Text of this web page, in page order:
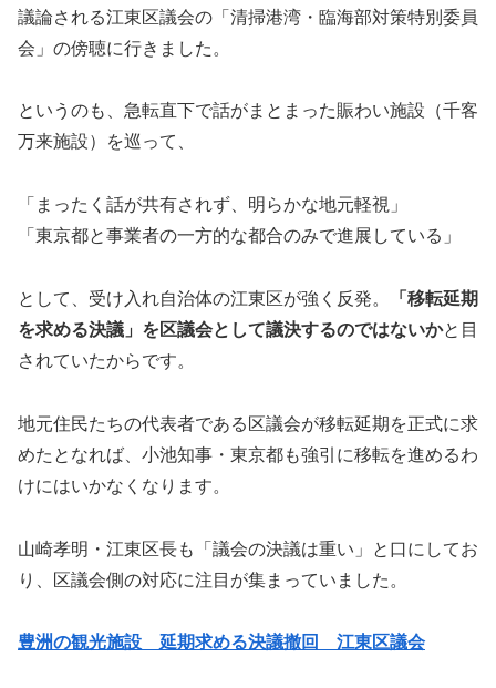
議論される江東区議会の「清掃港湾・臨海部対策特別委員
会」の傍聴に行きました。
というのも、急転直下で話がまとまった賑わい施設（千客
万来施設）を巡って、
「まったく話が共有されず、明らかな地元軽視」
「東京都と事業者の一方的な都合のみで進展している」
として、受け入れ自治体の江東区が強く反発。
「移転延期
を求める決議」を区議会として議決するのではないかと目
されていたからです。
地元住民たちの代表者である区議会が移転延期を正式に求
めたとなれば、小池知事・東京都も強引に移転を進めるわ
けにはいかなくなります。
山崎孝明・江東区長も「議会の決議は重い」と口にしてお
り、区議会側の対応に注目が集まっていました。
豊洲の観光施設 延期求める決議撤回 江東区議会